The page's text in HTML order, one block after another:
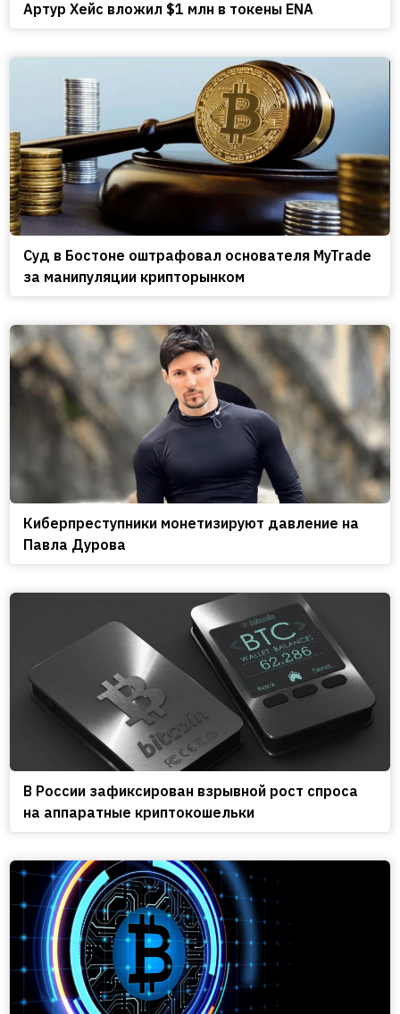
Артур Хейс вложил $1 млн в токены ENA
Cуд в Бостоне оштрафовал основателя MyTrade
за манипуляции крипторынком
Киберпреступники монетизируют давление на
Павла Дурова
В России зафиксирован взрывной рост спроса
на аппаратные криптокошельки